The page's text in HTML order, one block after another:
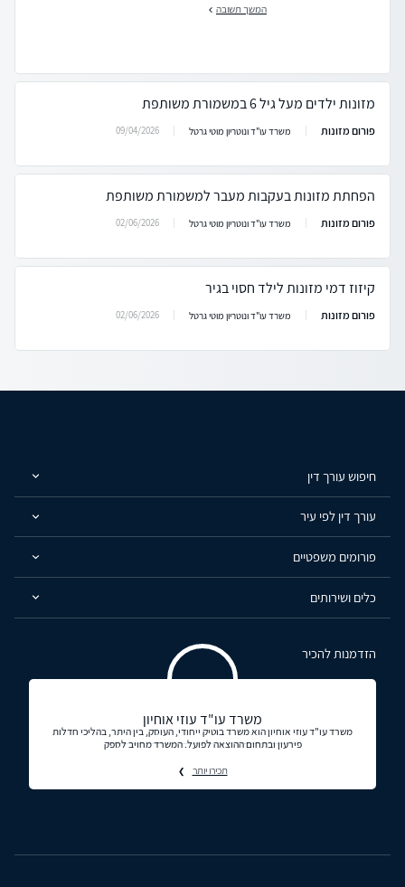
המשך תשובה
מזונות ילדים מעל גיל 6 במשמורת משותפת
פורום מזונות משרד עו"ד ונוטריון מוטי גרטל 09/04/2026
הפחתת מזונות בעקבות מעבר למשמורת משותפת
פורום מזונות משרד עו"ד ונוטריון מוטי גרטל 02/06/2026
קיזוז דמי מזונות לילד חסוי בגיר
פורום מזונות משרד עו"ד ונוטריון מוטי גרטל 02/06/2026
חיפוש עורך דין
עורך דין לפי עיר
פורומים משפטיים
כלים ושירותים
הזדמנות להכיר
משרד עו"ד עוזי אוחיון
משרד עו"ד עוזי אוחיון הוא משרד בוטיק ייחודי, העוסק, בין היתר, בהליכי חדלות
פירעון ובתחום ההוצאה לפועל. המשרד מחויב לספק
תכירו יותר